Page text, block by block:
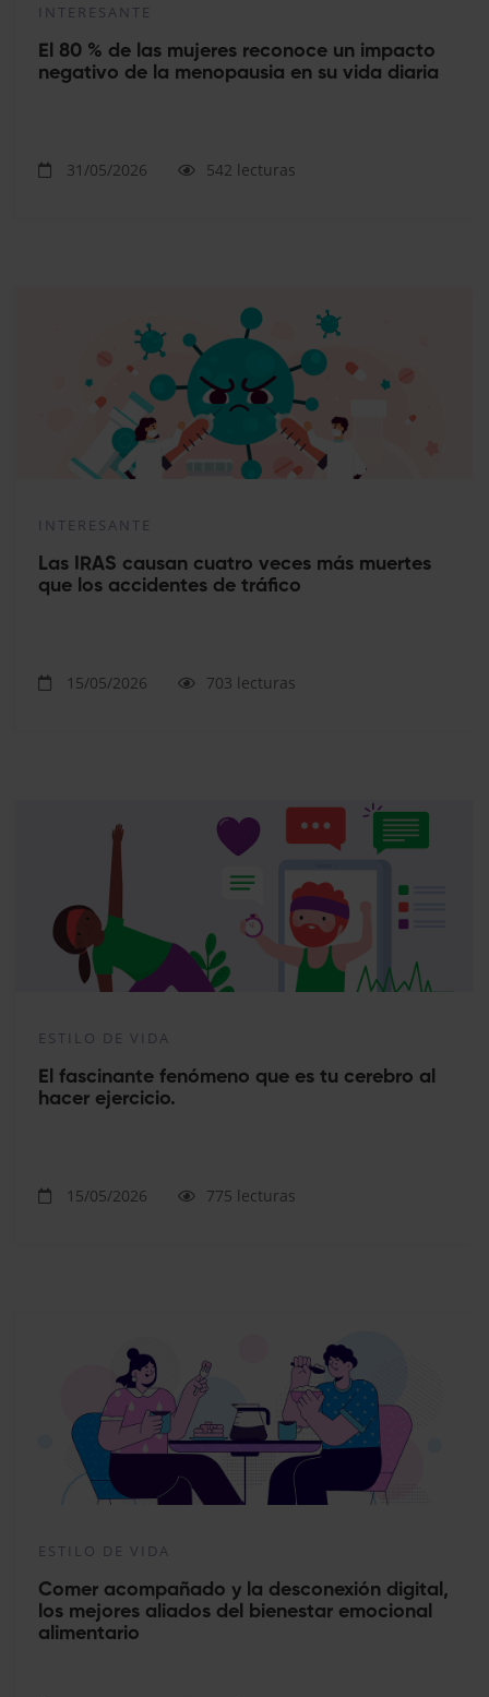
INTERESANTE
El 80 % de las mujeres reconoce un impacto
negativo de la menopausia en su vida diaria
31/05/2026 542 lecturas
INTERESANTE
Las IRAS causan cuatro veces más muertes
que los accidentes de tráfico
15/05/2026 703 lecturas
ESTILO DE VIDA
El fascinante fenómeno que es tu cerebro al
hacer ejercicio.
15/05/2026 775 lecturas
ESTILO DE VIDA
Comer acompañado y la desconexión digital,
los mejores aliados del bienestar emocional
alimentario